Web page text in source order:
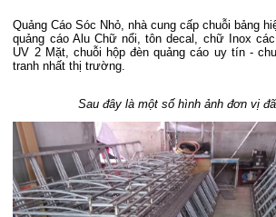
Quảng Cáo Sóc Nhỏ, nhà cung cấp chuỗi bảng
quảng cáo Alu Chữ nổi, tôn decal, chữ Inox
UV 2 Mặt, chuỗi hộp đèn quảng cáo uy tín -
tranh nhất thị trường.
Sau đây là một số hình ảnh đơn vị